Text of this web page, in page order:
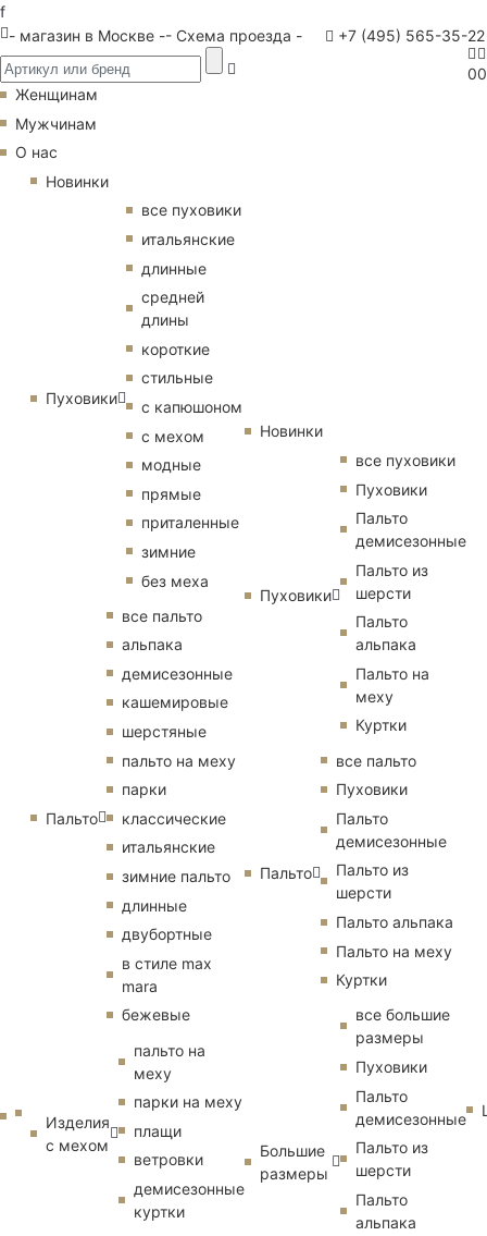
f
- магазин в Москве -- Схема проезда - +7 (495) 565-35-22
00
Женщинам
Мужчинам
О нас
Новинки
Пуховики
все пуховики
итальянские
длинные
средней
длины
короткие
стильные
с капюшоном
с мехом
модные
прямые
приталенные
зимние
без меха
Пальто
все пальто
альпака
демисезонные
кашемировые
шерстяные
пальто на меху
парки
классические
итальянские
зимние пальто
длинные
двубортные
в стиле max
mara
бежевые
Изделия
с мехом
пальто на
меху
парки на меху
плащи
ветровки
демисезонные
куртки
Новинки
Пуховики
все пуховики
Пуховики
Пальто
демисезонные
Пальто из
шерсти
Пальто
альпака
Пальто на
меху
Куртки
Пальто
все пальто
Пуховики
Пальто
демисезонные
Пальто из
шерсти
Пальто альпака
Пальто на меху
Куртки
Большие
размеры
все большие
размеры
Пуховики
Пальто
демисезонные
Пальто из
шерсти
Пальто
альпака